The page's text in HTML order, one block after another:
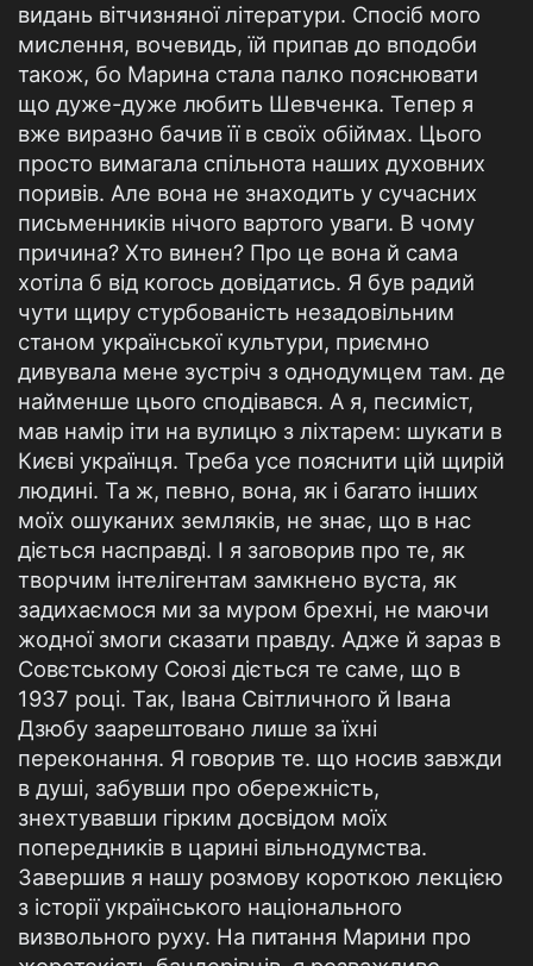
видань вітчизняної літератури. Спосіб мого
мислення, вочевидь, їй припав до вподоби
також, бо Марина стала палко пояснювати
що дуже-дуже любить Шевченка. Тепер я
вже виразно бачив її в своїх обіймах. Цього
просто вимагала спільнота наших духовних
поривів. Але вона не знаходить у сучасних
письменників нічого вартого уваги. В чому
причина? Хто винен? Про це вона й сама
хотіла б від когось довідатись. Я був радий
чути щиру стурбованість незадовільним
станом української культури, приємно
дивувала мене зустріч з однодумцем там. де
найменше цього сподівався. А я, песиміст,
мав намір іти на вулицю з ліхтарем: шукати в
Києві українця. Треба усе пояснити цій щирій
людині. Та ж, певно, вона, як і багато інших
моїх ошуканих земляків, не знає, що в нас
діється насправді. І я заговорив про те, як
творчим інтелігентам замкнено вуста, як
задихаємося ми за муром брехні, не маючи
жодної змоги сказати правду. Адже й зараз в
Совєтському Союзі діється те саме, що в
1937 році. Так, Івана Світличного й Івана
Дзюбу заарештовано лише за їхні
переконання. Я говорив те. що носив завжди
в душі, забувши про обережність,
знехтувавши гірким досвідом моїх
попередників в царині вільнодумства.
Завершив я нашу розмову короткою лекцією
з історії українського національного
визвольного руху. На питання Марини про